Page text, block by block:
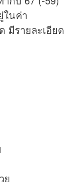
ในค่า
มีรายละเอียด
ย